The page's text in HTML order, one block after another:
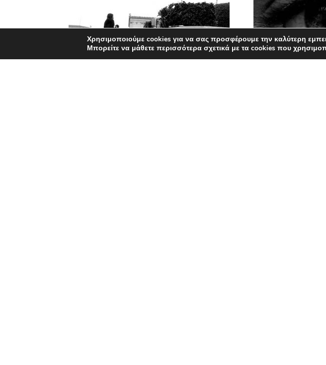
Χρησιμοποιούμε cookies για να σας προσφέρουμε την καλύτερη
Μπορείτε να μάθετε περισσότερα σχετικά με τα cookies που